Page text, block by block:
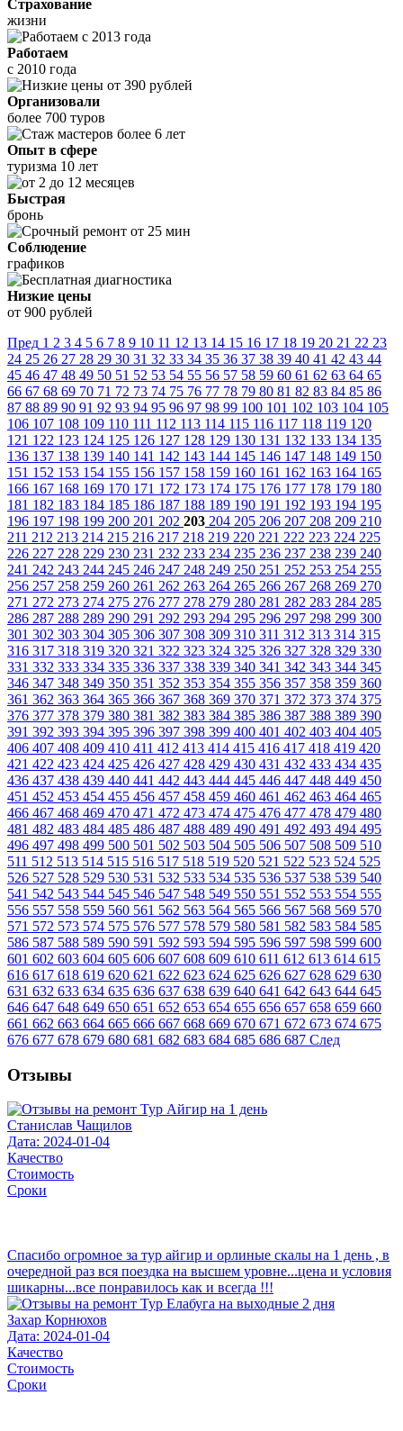
Страхование
жизни
Работаем
с 2010 года
Организовали
более 700 туров
Опыт в сфере
туризма 10 лет
Быстрая
бронь
Соблюдение
графиков
Низкие цены
от 900 рублей
Пред 1 2 3 4 5 6 7 8 9 10 11 12 13 14 15 16 17 18 19 20 21 22 23
24 25 26 27 28 29 30 31 32 33 34 35 36 37 38 39 40 41 42 43 44
45 46 47 48 49 50 51 52 53 54 55 56 57 58 59 60 61 62 63 64 65
66 67 68 69 70 71 72 73 74 75 76 77 78 79 80 81 82 83 84 85 86
87 88 89 90 91 92 93 94 95 96 97 98 99 100 101 102 103 104 105
106 107 108 109 110 111 112 113 114 115 116 117 118 119 120
121 122 123 124 125 126 127 128 129 130 131 132 133 134 135
136 137 138 139 140 141 142 143 144 145 146 147 148 149 150
151 152 153 154 155 156 157 158 159 160 161 162 163 164 165
166 167 168 169 170 171 172 173 174 175 176 177 178 179 180
181 182 183 184 185 186 187 188 189 190 191 192 193 194 195
196 197 198 199 200 201 202 203 204 205 206 207 208 209 210
211 212 213 214 215 216 217 218 219 220 221 222 223 224 225
226 227 228 229 230 231 232 233 234 235 236 237 238 239 240
241 242 243 244 245 246 247 248 249 250 251 252 253 254 255
256 257 258 259 260 261 262 263 264 265 266 267 268 269 270
271 272 273 274 275 276 277 278 279 280 281 282 283 284 285
286 287 288 289 290 291 292 293 294 295 296 297 298 299 300
301 302 303 304 305 306 307 308 309 310 311 312 313 314 315
316 317 318 319 320 321 322 323 324 325 326 327 328 329 330
331 332 333 334 335 336 337 338 339 340 341 342 343 344 345
346 347 348 349 350 351 352 353 354 355 356 357 358 359 360
361 362 363 364 365 366 367 368 369 370 371 372 373 374 375
376 377 378 379 380 381 382 383 384 385 386 387 388 389 390
391 392 393 394 395 396 397 398 399 400 401 402 403 404 405
406 407 408 409 410 411 412 413 414 415 416 417 418 419 420
421 422 423 424 425 426 427 428 429 430 431 432 433 434 435
436 437 438 439 440 441 442 443 444 445 446 447 448 449 450
451 452 453 454 455 456 457 458 459 460 461 462 463 464 465
466 467 468 469 470 471 472 473 474 475 476 477 478 479 480
481 482 483 484 485 486 487 488 489 490 491 492 493 494 495
496 497 498 499 500 501 502 503 504 505 506 507 508 509 510
511 512 513 514 515 516 517 518 519 520 521 522 523 524 525
526 527 528 529 530 531 532 533 534 535 536 537 538 539 540
541 542 543 544 545 546 547 548 549 550 551 552 553 554 555
556 557 558 559 560 561 562 563 564 565 566 567 568 569 570
571 572 573 574 575 576 577 578 579 580 581 582 583 584 585
586 587 588 589 590 591 592 593 594 595 596 597 598 599 600
601 602 603 604 605 606 607 608 609 610 611 612 613 614 615
616 617 618 619 620 621 622 623 624 625 626 627 628 629 630
631 632 633 634 635 636 637 638 639 640 641 642 643 644 645
646 647 648 649 650 651 652 653 654 655 656 657 658 659 660
661 662 663 664 665 666 667 668 669 670 671 672 673 674 675
676 677 678 679 680 681 682 683 684 685 686 687 След
Отзывы
Станислав Чащилов
Дата: 2024-01-04
Качество
Стоимость
Сроки
Спасибо огромное за тур айгир и орлиные скалы на 1 день , в
очередной раз вся поездка на высшем уровне...цена и условия
шикарны...все понравилось как и всегда !!!
Захар Корнюхов
Дата: 2024-01-04
Качество
Стоимость
Сроки